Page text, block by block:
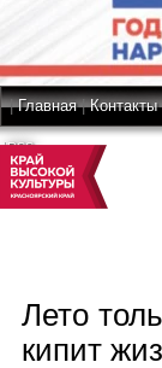
|Главная|Контакты
|RSS
Лето
кипит